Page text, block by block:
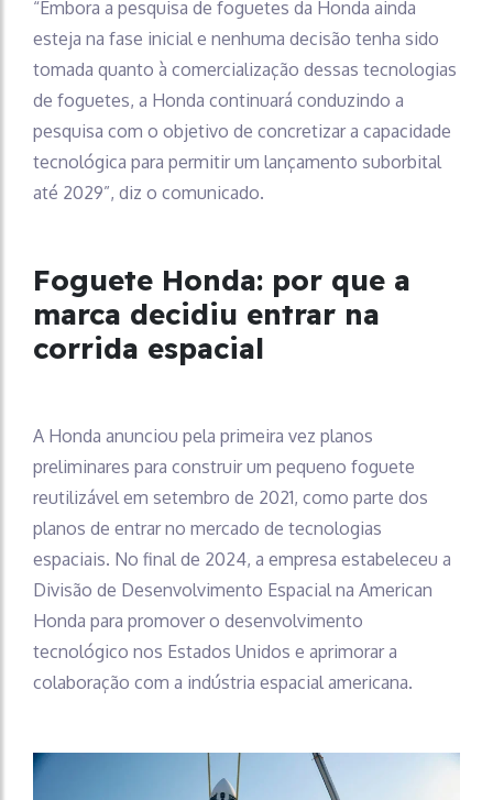
“Embora a pesquisa de foguetes da Honda ainda
esteja na fase inicial e nenhuma decisão tenha sido
tomada quanto à comercialização dessas tecnologias
de foguetes, a Honda continuará conduzindo a
pesquisa com o objetivo de concretizar a capacidade
tecnológica para permitir um lançamento suborbital
até 2029”, diz o comunicado.
Foguete Honda: por que a
marca decidiu entrar na
corrida espacial
A Honda anunciou pela primeira vez planos
preliminares para construir um pequeno foguete
reutilizável em setembro de 2021, como parte dos
planos de entrar no mercado de tecnologias
espaciais. No final de 2024, a empresa estabeleceu a
Divisão de Desenvolvimento Espacial na American
Honda para promover o desenvolvimento
tecnológico nos Estados Unidos e aprimorar a
colaboração com a indústria espacial americana.